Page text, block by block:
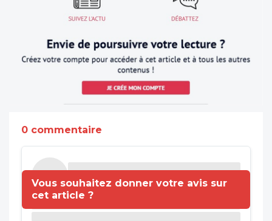
0 commentaire
Vous souhaitez donner votre avis sur
cet article ?